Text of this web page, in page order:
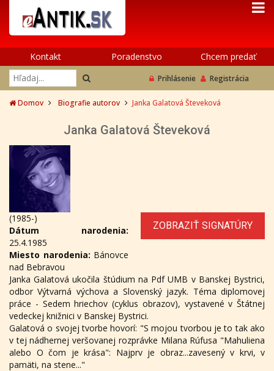
Kontakt Poradenstvo Chcem predať
Prihlásenie Registrácia
Domov Biografie autorov Janka Galatová Števeková
Janka Galatová Števeková
ZOBRAZIŤ SIGNATÚRY
(1985-)
Dátum narodenia:
25.4.1985
Miesto narodenia: Bánovce
nad Bebravou
Janka Galatová ukočila štúdium na Pdf UMB v Banskej Bystrici,
odbor Výtvarná výchova a Slovenský jazyk. Téma diplomovej
práce - Sedem hriechov (cyklus obrazov), vystavené v Štátnej
vedeckej knižnici v Banskej Bystrici.
Galatová o svojej tvorbe hovorí: "S mojou tvorbou je to tak ako
v tej nádhernej veršovanej rozprávke Milana Rúfusa "Mahuliena
alebo O čom je krása": Najprv je obraz...zavesený v krvi, v
pamäti, na stene..."